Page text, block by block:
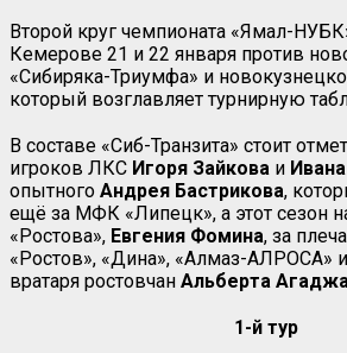
Второй круг чемпионата «Ямал-
Кемерове 21 и 22 января против
«Сибиряка-Триумфа» и
который возглавляет турнирную
В составе «Сиб-Транзита» стоит
игроков ЛКС Игоря Зайкова и Ивана
опытного Андрея Бастрикова,
ещё за МФК «Липецк», а этот сезон
«Ростова», Евгения Фомина, за
«Ростов», «Дина», «Алмаз-АЛРОСА»
вратаря ростовчан Альберта
1-й тур